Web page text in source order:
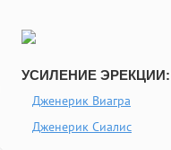
УСИЛЕНИЕ ЭРЕКЦИИ:
Дженерик Виагра
Дженерик Сиалис